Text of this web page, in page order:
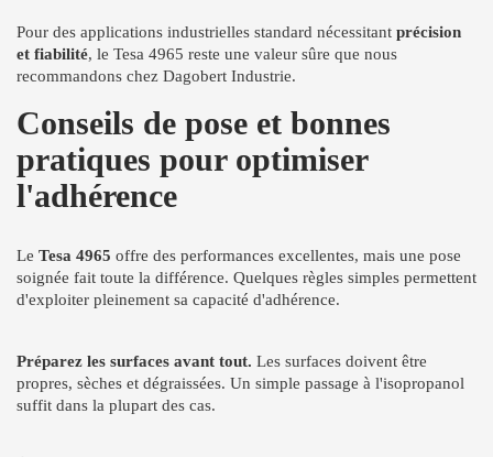
Pour des applications industrielles standard nécessitant précision
et fiabilité, le Tesa 4965 reste une valeur sûre que nous
recommandons chez Dagobert Industrie.
Conseils de pose et bonnes
pratiques pour optimiser
l'adhérence
Le Tesa 4965 offre des performances excellentes, mais une pose
soignée fait toute la différence. Quelques règles simples permettent
d'exploiter pleinement sa capacité d'adhérence.
Préparez les surfaces avant tout. Les surfaces doivent être
propres, sèches et dégraissées. Un simple passage à l'isopropanol
suffit dans la plupart des cas.